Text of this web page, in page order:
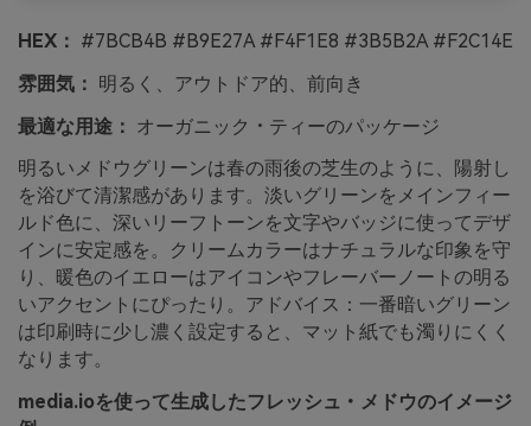
HEX： #7BCB4B #B9E27A #F4F1E8 #3B5B2A #F2C14E
雰囲気： 明るく、アウトドア的、前向き
最適な用途： オーガニック・ティーのパッケージ
明るいメドウグリーンは春の雨後の芝生のように、陽射し
を浴びて清潔感があります。淡いグリーンをメインフィー
ルド色に、深いリーフトーンを文字やバッジに使ってデザ
インに安定感を。クリームカラーはナチュラルな印象を守
り、暖色のイエローはアイコンやフレーバーノートの明る
いアクセントにぴったり。アドバイス：一番暗いグリーン
は印刷時に少し濃く設定すると、マット紙でも濁りにくく
なります。
media.ioを使って生成したフレッシュ・メドウのイメージ